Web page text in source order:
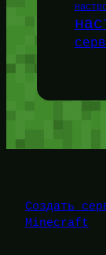
Создать
Minecraft